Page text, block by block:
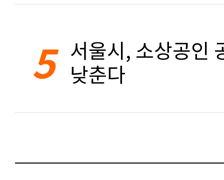
5 서울시, 소상공인
낮춘다